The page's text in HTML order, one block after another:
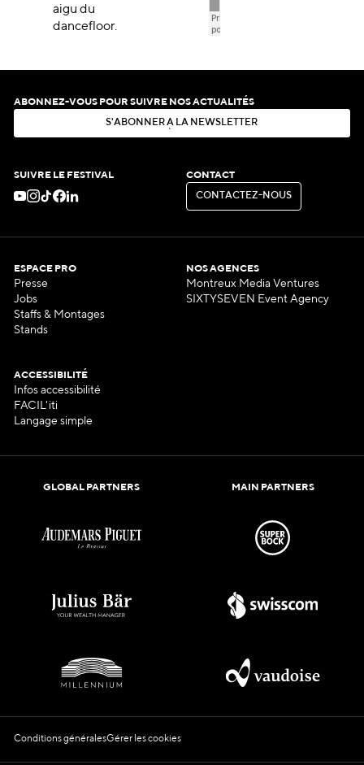
aigu du
dancefloor.
ABONNEZ-VOUS POUR SUIVRE NOS ACTUALITÉS
S'ABON N ER À LA N EWSLE ER
SUIVRE LE FESTIVAL CONTACT
CON ACT EZ-N OUS
CONTACTEZ-NOUS
ESPACE PRO
Presse
Jobs
Staffs & Montages
Stands
NOS AGENCES
Montreux Media Ventures
SIXTYSEVEN Event Agency
ACCESSIBILITÉ
Infos accessibilité
FACIL'iti
Langage simple
GLOBAL PARTNERS MAIN PARTNERS
Conditions généralesGérer les cookies